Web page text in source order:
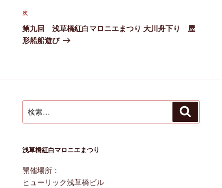
ー
シ
ョ
次
の
投
次
第九回 浅草橋紅白マロニエまつり 大川舟下り 屋
形船船遊び
索:
浅草橋紅白マロニエまつり
開催場所：
ヒューリック浅草橋ビル